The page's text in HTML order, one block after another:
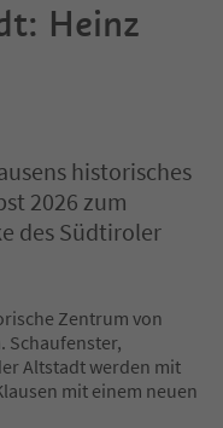
Heinz
historisches
2026 zum
des Südtiroler
Zentrum von
Schaufenster,
Altstadt werden mit
mit einem neuen